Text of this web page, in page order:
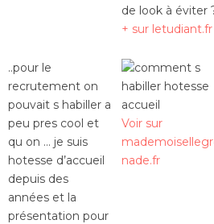
de look à éviter
+ sur letudiant.fr
..pour le
recrutement on
pouvait s habiller a
peu pres cool et
qu on … je suis
hotesse d’accueil
depuis des
années et la
présentation pour
Voir sur
nade.fr